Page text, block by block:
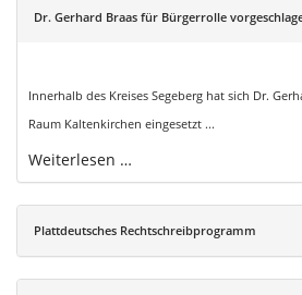
Dr. Gerhard Braas für Bürgerrolle
Innerhalb des Kreises Segeberg hat sich Dr.
Raum Kaltenkirchen eingesetzt ...
Weiterlesen …
Plattdeutsches Rechtschreibprogramm